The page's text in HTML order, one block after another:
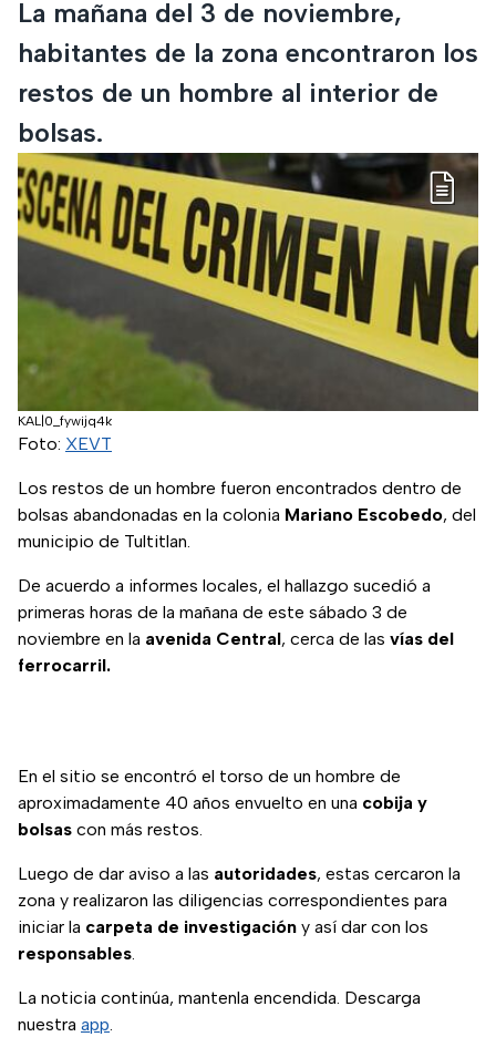
La mañana del 3 de noviembre,
habitantes de la zona encontraron los
restos de un hombre al interior de
bolsas.
KAL|0_fywijq4k
Foto: XEVT
Los restos de un hombre fueron encontrados dentro de
bolsas abandonadas en la colonia Mariano Escobedo, del
municipio de Tultitlan.
De acuerdo a informes locales, el hallazgo sucedió a
primeras horas de la mañana de este sábado 3 de
noviembre en la avenida Central, cerca de las vías del
ferrocarril.
En el sitio se encontró el torso de un hombre de
aproximadamente 40 años envuelto en una cobija y
bolsas con más restos.
Luego de dar aviso a las autoridades, estas cercaron la
zona y realizaron las diligencias correspondientes para
iniciar la carpeta de investigación y así dar con los
responsables.
La noticia continúa, mantenla encendida. Descarga
nuestra app.